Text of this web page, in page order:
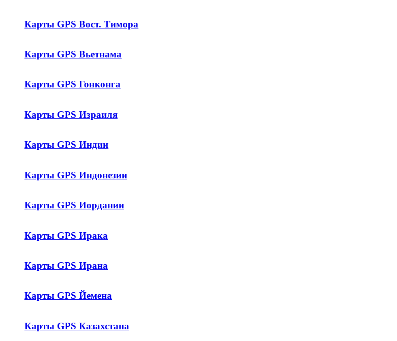
Карты GPS Вост. Тимора
Карты GPS Вьетнама
Карты GPS Гонконга
Карты GPS Израиля
Карты GPS Индии
Карты GPS Индонезии
Карты GPS Иордании
Карты GPS Ирака
Карты GPS Ирана
Карты GPS Йемена
Карты GPS Казахстана